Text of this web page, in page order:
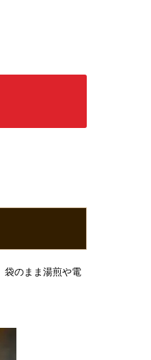
袋のまま湯煎や電